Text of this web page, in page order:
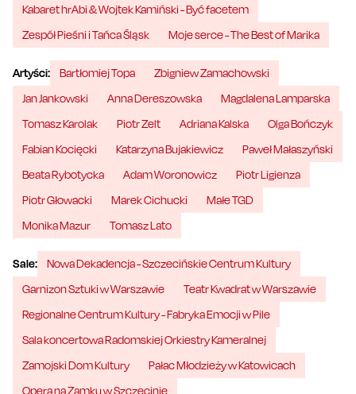
Kabaret hrAbi & Wojtek Kamiński - Być facetem
Zespół Pieśni i Tańca Śląsk
Moje serce - The Best of Marika
Artyści: Bartłomiej Topa
Zbigniew Zamachowski
Jan Jankowski
Anna Dereszowska
Magdalena Lamparska
Tomasz Karolak
Piotr Zelt Adriana Kalska
Olga Bończyk
Fabian Kocięcki
Katarzyna Bujakiewicz
Paweł Małaszyński
Beata Rybotycka
Adam Woronowicz
Piotr Ligienza
Piotr Głowacki
Marek Cichucki
Małe TGD
Monika Mazur
Tomasz Lato
Sale:
Nowa Dekadencja - Szczecińskie Centrum Kultury
Garnizon Sztuki w Warszawie
Teatr Kwadrat w Warszawie
Regionalne Centrum Kultury - Fabryka Emocji w Pile
Sala koncertowa Radomskiej Orkiestry Kameralnej
Zamojski Dom Kultury
Pałac Młodzieży w Katowicach
Opera na Zamku w Szczecinie